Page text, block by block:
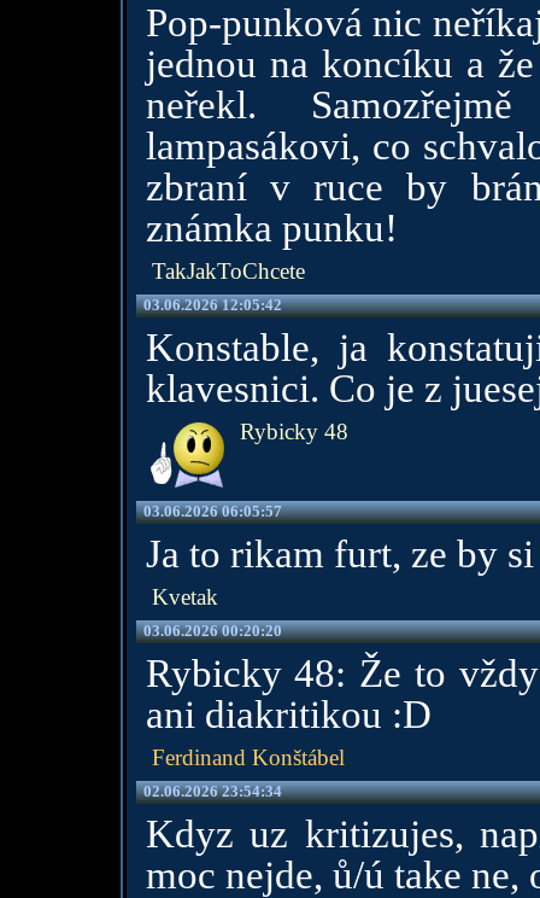
Pop-punková nic
jednou na koncíku a
neřekl.
lampasákovi, co
zbraní v ruce by
známka punku!
TakJakToChcete
03.06.2026 12:05:42
Konstable, ja
klavesnici. Co je z
Rybicky 48
03.06.2026 06:05:57
Ja to rikam furt, ze by
Kvetak
03.06.2026 00:20:20
Rybicky 48: Že to
ani diakritikou :D
Ferdinand Konštábel
02.06.2026 23:54:34
Kdyz uz kritizujes,
moc nejde, ů/ú take